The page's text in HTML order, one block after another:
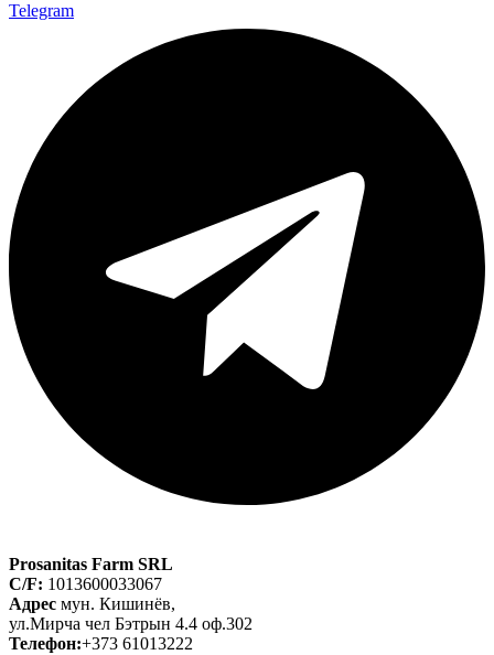
Telegram
Prosanitas Farm SRL
C/F: 1013600033067
Адрес мун. Кишинёв,
ул.Мирча чел Бэтрын 4.4 оф.302
Телефон:+373 61013222